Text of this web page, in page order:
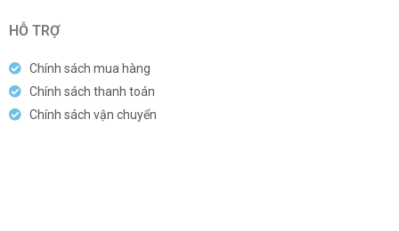
HỖ TRỢ
Chính sách mua hàng
Chính sách thanh toán
Chính sách vận chuyển